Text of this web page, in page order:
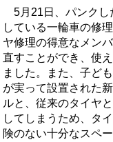
5月21日、パンクし
している一輪車の修
ヤ修理の得意なメン
直すことができ、使
ました。また、子ど
が実って設置された
ルと、従来のタイヤ
してしまうため、タ
険のない十分なスペ